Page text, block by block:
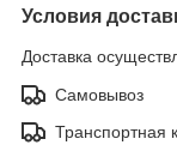
Условия
Доставка
Самовывоз
Транспортная